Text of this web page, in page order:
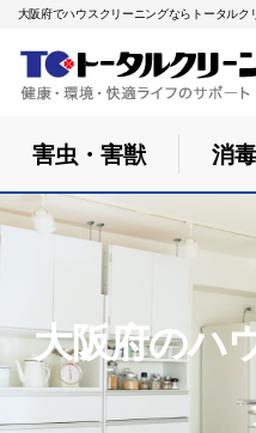
大阪府でハウスクリーニングならトータルク
害虫・害獣 消
大阪府のハ